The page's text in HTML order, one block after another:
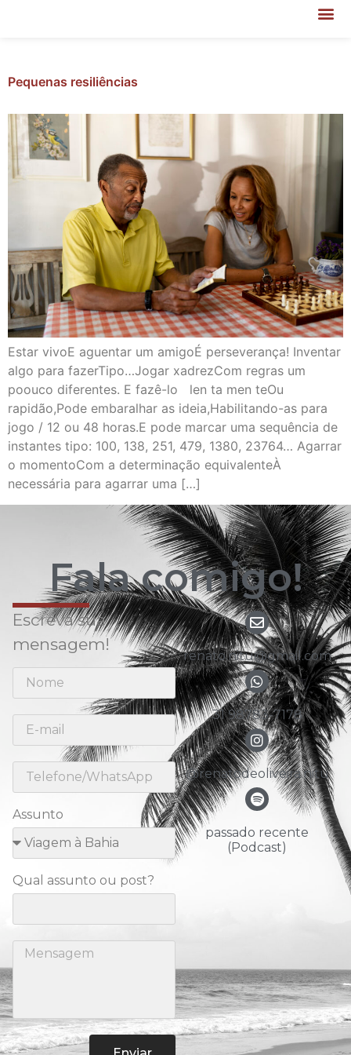
Pequenas resiliências
Estar vivoE aguentar um amigoÉ perseverança! Inventar
algo para fazerTipo…Jogar xadrezCom regras um
poouco diferentes. E fazê-lo len ta men teOu
rapidão,Pode embaralhar as ideia,Habilitando-as para
jogo / 12 ou 48 horas.E pode marcar uma sequência de
instantes tipo: 100, 138, 251, 479, 1380, 23764… Agarrar
o momentoCom a determinação equivalenteÀ
necessária para agarrar uma […]
Fala comigo!
Escreva sua
mensagem!
Assunto
Qual assunto ou post?
renato.nitu@gmail.com
31 98783-7178
@renatodeoliveira.nitu
passado recente
(Podcast)